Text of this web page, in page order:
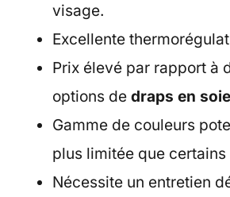
visage.
Excellente
Prix élevé par rapport à
options de draps en soie
Gamme de couleurs
plus limitée que
Nécessite un entretien